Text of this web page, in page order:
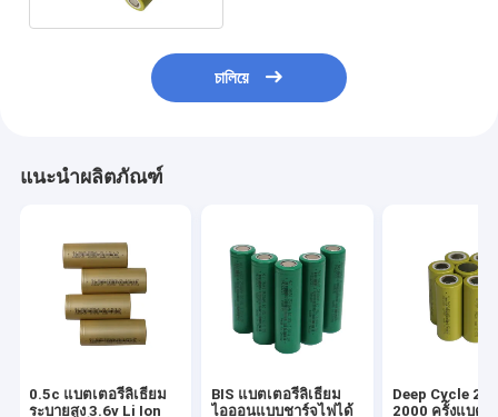
চালিয়ে
แนะนำผลิตภัณฑ์
0.5c แบตเตอรี่ลิเธียม
ระบายสูง 3.6v Li Ion
BIS แบตเตอรี่ลิเธียม
ไอออนแบบชาร์จไฟได้
Deep Cycle
2000 ครั้งแบตเ